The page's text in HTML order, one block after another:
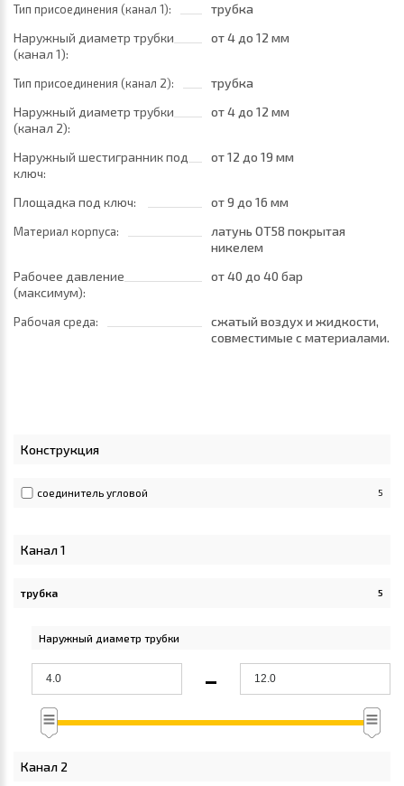
Тип присоединения (канал 1):
трубка
Наружный диаметр трубки
(канал 1):
от 4 до 12 мм
Тип присоединения (канал 2):
трубка
Наружный диаметр трубки
(канал 2):
от 4 до 12 мм
Наружный шестигранник под
ключ:
от 12 до 19 мм
Площадка под ключ: от 9 до 16 мм
Материал корпуса:
латунь ОТ58 покрытая
никелем
Рабочее давление
(максимум):
от 40 до 40 бар
Рабочая среда:
сжатый воздух и жидкости,
совместимые с материалами
Конструкция
соединитель угловой 5
Канал 1
трубка 5
Apply трубка filter
Наружный диаметр трубки
-
Канал 2